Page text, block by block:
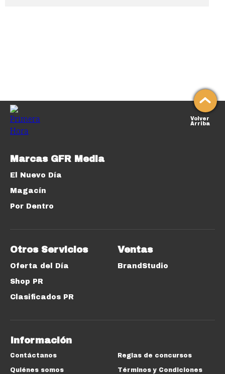
Volver
Arriba
Marcas GFR Media
El Nuevo Día
Magacín
Por Dentro
Otros Servicios
Oferta del Día
Shop PR
Clasificados PR
Ventas
BrandStudio
Información
Contáctanos
Quiénes somos
Reglas de concursos
Términos y Condiciones